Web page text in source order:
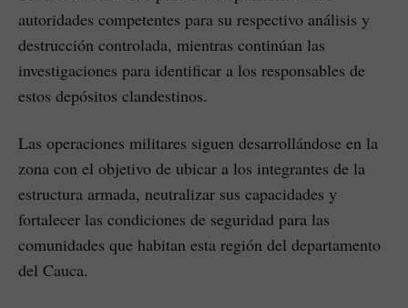
autoridades competentes para su respectivo análisis y
destrucción controlada, mientras continúan las
investigaciones para identificar a los responsables de
estos depósitos clandestinos.
Las operaciones militares siguen desarrollándose en la
zona con el objetivo de ubicar a los integrantes de la
estructura armada, neutralizar sus capacidades y
fortalecer las condiciones de seguridad para las
comunidades que habitan esta región del departamento
del Cauca.